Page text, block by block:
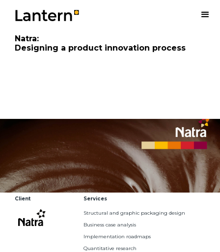
Natra:
Designing a product innovation process
Client Services
Structural and graphic packaging design
Business case analysis
Implementation roadmaps
Quantitative research